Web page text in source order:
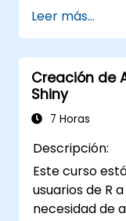
Leer más...
Creación de
Shiny
7 Horas
Descripción:
Este curso
usuarios de R
necesidad de